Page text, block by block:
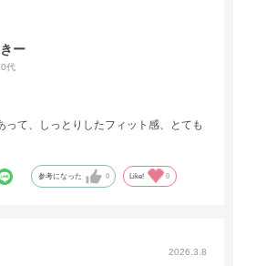
ー
代
って、しっとりしたフィット感、とても
参考になった 0 Like! 0
2026.3.8